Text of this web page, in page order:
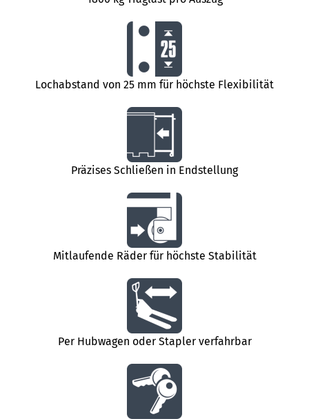
Lochabstand von 25 mm für höchste Flexibilität
Präzises Schließen in Endstellung
Mitlaufende Räder für höchste Stabilität
Per Hubwagen oder Stapler verfahrbar